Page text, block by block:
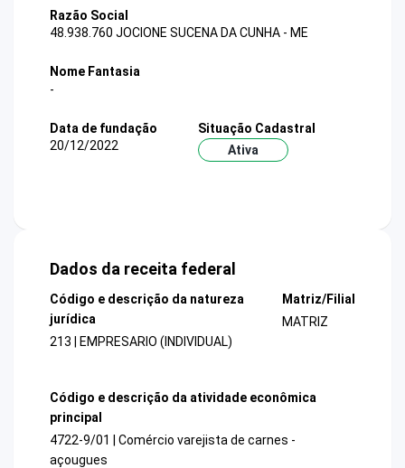
Razão Social
48.938.760 JOCIONE SUCENA DA CUNHA - ME
Nome Fantasia
-
Data de fundação
20/12/2022
Situação Cadastral
Ativa
Dados da receita federal
Código e descrição da natureza
jurídica
213 | EMPRESARIO (INDIVIDUAL)
Matriz/Filial
MATRIZ
Código e descrição da atividade econômica
principal
4722-9/01 | Comércio varejista de carnes -
açougues